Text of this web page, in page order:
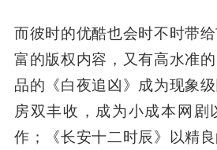
而彼时的优酷也会时不时带
富的版权内容，又有高水准
品的《白夜追凶》成为现象
房双丰收，成为小成本网剧
作；《长安十二时辰》以精